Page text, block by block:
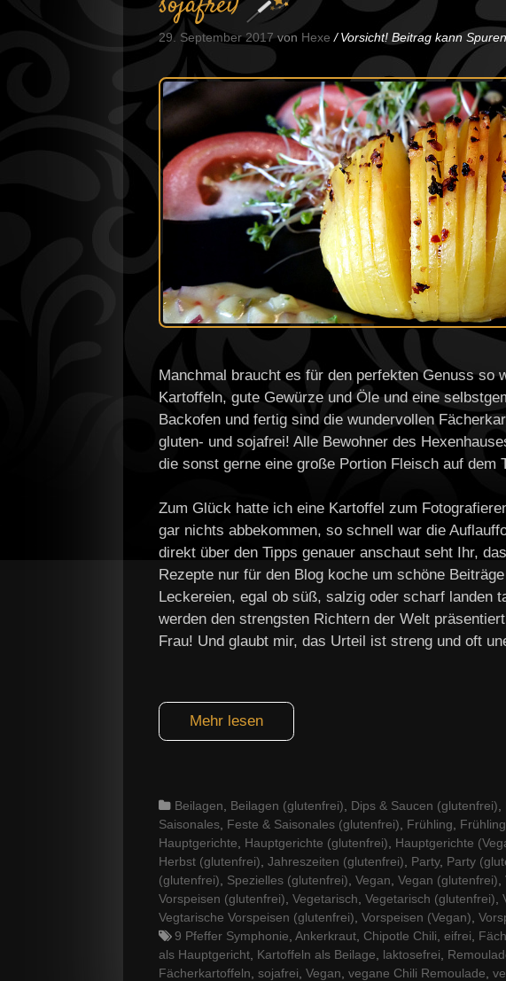
29. September 2017 von Hexe Vorsicht! Beitrag kann
Manchmal braucht es für den perfekten Genuss so
Kartoffeln, gute Gewürze und Öle und eine
Backofen und fertig sind die wundervollen
gluten- und sojafrei! Alle Bewohner des
die sonst gerne eine große Portion Fleisch auf dem
Zum Glück hatte ich eine Kartoffel zum
gar nichts abbekommen, so schnell war die
direkt über den Tipps genauer anschaut seht Ihr,
Rezepte nur für den Blog koche um schöne
Leckereien, egal ob süß, salzig oder scharf landen
werden den strengsten Richtern der Welt
Frau! Und glaubt mir, das Urteil ist streng und oft
Mehr lesen
Categories
Beilagen Beilagen (glutenfrei) Dips & Saucen (glutenfrei)
Saisonales Feste & Saisonales (glutenfrei) Frühling
Hauptgerichte
Hauptgerichte (glutenfrei) Hauptgerichte
Herbst (glutenfrei) Jahreszeiten (glutenfrei) Party, Party
(glutenfrei)
Spezielles (glutenfrei) Vegan Vegan (glutenfrei)
Vorspeisen (glutenfrei) Vegetarisch Vegetarisch (glutenfrei)
Vegtarische Vorspeisen (glutenfrei) Vorspeisen (Vegan)
Tags
9 Pfeffer Symphonie Ankerkraut Chipotle Chili eifrei
als Hauptgericht Kartoffeln als Beilage laktosefrei
Fächerkartoffeln sojafrei Vegan vegane Chili Remoulade